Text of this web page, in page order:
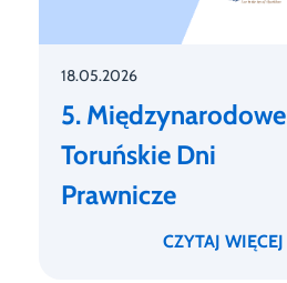
18.05.2026
5. Międzynarodowe
Toruńskie Dni
Prawnicze
CZYTAJ WIĘCEJ